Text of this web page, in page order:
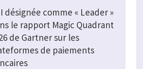
désignée comme « Leader »
le rapport Magic Quadrant
de Gartner sur les
de paiements